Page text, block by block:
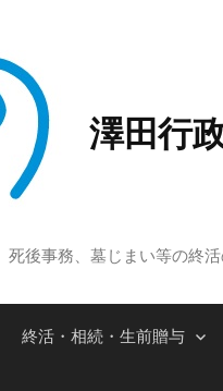
澤田行
後事務、墓じまい等の終
終活・相続・生前贈与